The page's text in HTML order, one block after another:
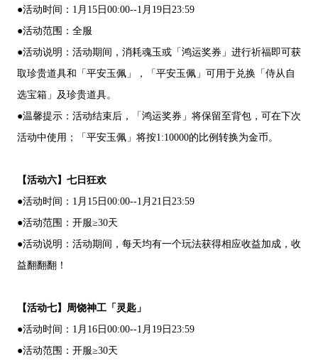
●活动时间：1月15日00:00--1月19日23:59
●活动范围：全服
●活动说明：活动期间，消耗魂玉或「鸿运奖券」进行祈福即可获
取珍贵道具和「平安玉佩」，「平安玉佩」可用于兑换「侍从自
选宝箱」及珍贵道具。
●温馨提示：活动结束后，「鸿运奖券」将保留至背包，可在下次
活动中使用；「平安玉佩」将按1:10000的比例转换为金币。
【活动六】七日狂欢
●活动时间：1月15日00:00--1月21日23:59
●活动范围：开服≥30天
●活动说明：活动期间，每天均有一个玩法获得相应收益加成，收
益翻翻翻！
【活动七】周饶神工「灵匙」
●活动时间：1月16日00:00--1月19日23:59
●活动范围：开服≥30天